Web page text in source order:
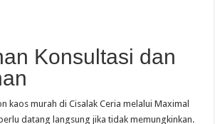
Konsultasi dan
kaos murah di Cisalak Ceria melalui Maximal
datang langsung jika tidak memungkinkan.